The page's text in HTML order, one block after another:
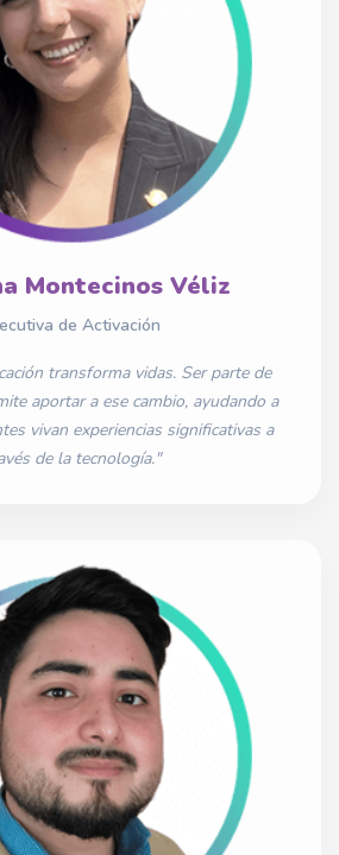
Montecinos Véliz
de Activación
transforma vidas. Ser parte de
aportar a ese cambio, ayudando a
vivan experiencias significativas a
de la tecnología."